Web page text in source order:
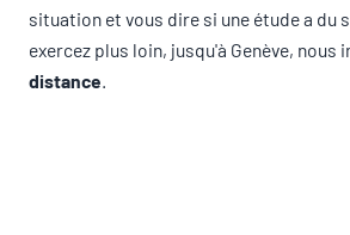
situation et vous dire si une étude a du
exercez plus loin, jusqu'à Genève, nous
distance